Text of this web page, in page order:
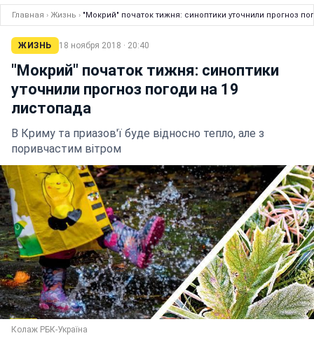
Главная › Жизнь › "Мокрий" початок тижня: синоптики уточнили прогноз
ЖИЗНЬ 18 ноября 2018 · 20:40
"Мокрий" початок тижня: синоптики
уточнили прогноз погоди на 19
листопада
В Криму та приазов'ї буде відносно тепло, але з
поривчастим вітром
Колаж РБК-Україна